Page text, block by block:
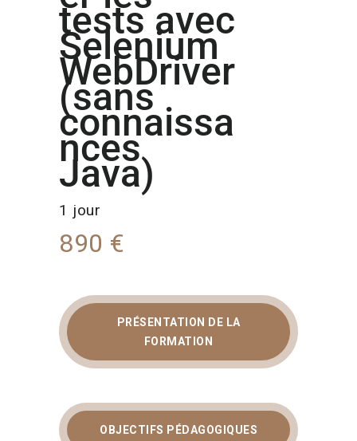
ACTUALITÉStests avec
Selenium
WebDriver
(sans
connaissa
nces
Java)
1 jour
890 €
FORMATION
SELENIUM SANS JAVA
TESTS
PRÉSENTATION DE LA
FORMATION
OBJECTIFS PÉDAGOGIQUES